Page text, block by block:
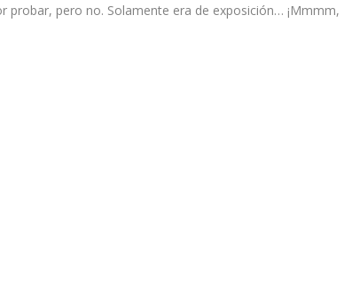
pero no. Solamente era de exposición… ¡Mmmm,